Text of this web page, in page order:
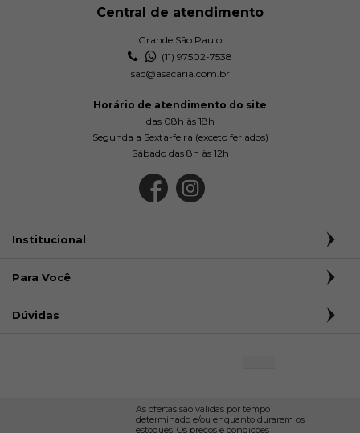
Central de atendimento
Grande São Paulo
(11) 97502-7538
sac@asacaria.com.br
Horário de atendimento do site
das 08h às 18h
Segunda a Sexta-feira (exceto feriados)
Sábado das 8h às 12h
Institucional
Para Você
Dúvidas
As ofertas são válidas por tempo
determinado e/ou enquanto durarem os
estoques. Os preços e condições